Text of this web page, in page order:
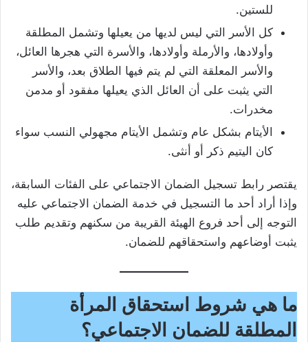
للستين.
كل الأسر التي ليس لديها من يعيلها وتشمل المطلقة
وأولادها، والأرملة وأولادها، والأسرة التي هجرها العائل،
والأسر المعلقة التي لم يتم فيها الطلاق بعد، والأسر
التي يثبت على أن العائل الذي يعيلها مفقود أو مدمن
مخدرات.
الأيتام بشكل عام وتشمل الأيتام مجهولي النسب سواء
كان اليتيم ذكر أو أنثى.
يقتصر رابط تسجيل الضمان الاجتماعي على الفئات السابقة،
وإذا أراد أحد ما التسجيل في خدمة الضمان الاجتماعي عليه
التوجه إلى أحد فروع الهيئة القريبة من سكنهم وتقديم طلب
يثبت أوضاعهم واستحقاقهم للضمان.
ما هي شروط استحقاق المرأة
المطلقة للضمان الاجتماعي؟